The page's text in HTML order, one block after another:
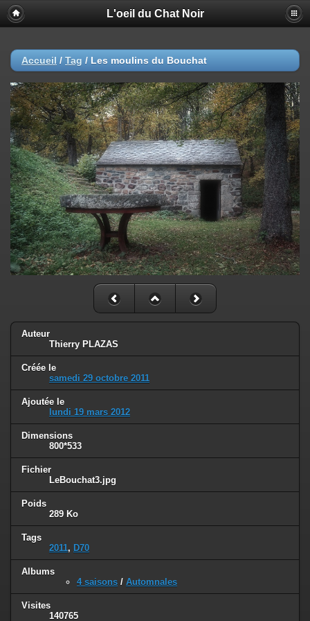
L'oeil du Chat Noir
Accueil / Tag / Les moulins du Bouchat
Auteur
Thierry PLAZAS
Créée le
samedi 29 octobre 2011
Ajoutée le
lundi 19 mars 2012
Dimensions
800*533
Fichier
LeBouchat3.jpg
Poids
289 Ko
Tags
2011, D70
Albums
4 saisons / Automnales
Visites
140765